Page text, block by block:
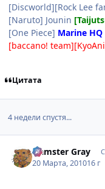
[Discworld][Rock Lee
[Naruto] Jounin
[One Piece] Marine HQ
[baccano!
Цитата
4 недели спустя...
Hamster Gray
20 Марта, 201016 г